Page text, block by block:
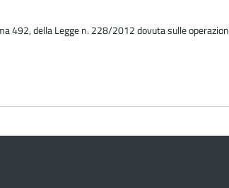
492, della Legge n. 228/2012 dovuta sulle